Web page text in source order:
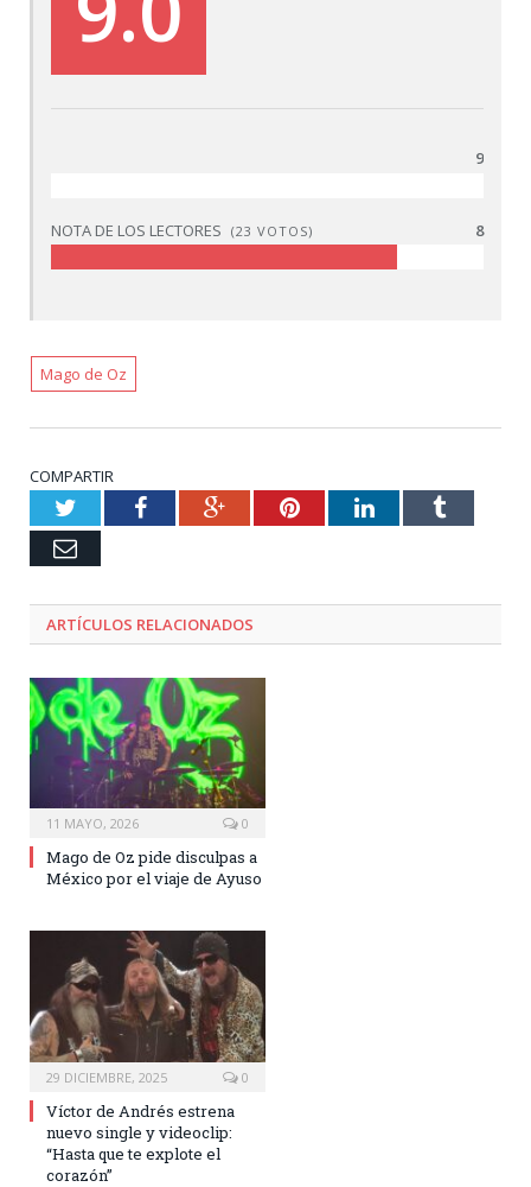
9
NOTA DE LOS LECTORES (23 VOTOS) 8
Mago de Oz
COMPARTIR
TwitterFacebookGoogle+PinterestLinkedInTumblr
Email
ARTÍCULOS RELACIONADOS
11 MAYO, 2026 0
Mago de Oz pide disculpas a
México por el viaje de Ayuso
29 DICIEMBRE, 2025 0
Víctor de Andrés estrena
nuevo single y videoclip:
“Hasta que te explote el
corazón”